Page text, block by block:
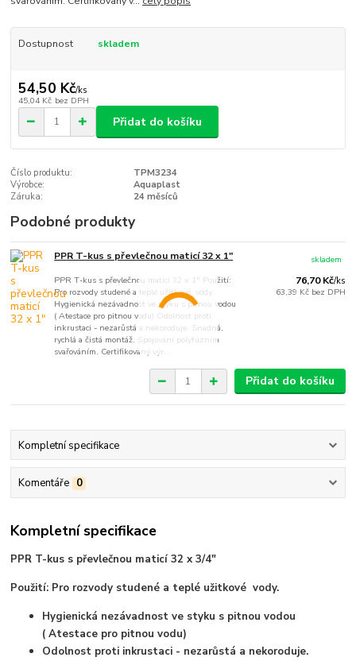
Dostupnost skladem
54,50 Kč/ks
45,04 Kč bez DPH
Přidat do košíku
Číslo produktu:
TPM3234
Výrobce:
Aquaplast
Záruka:
24 měsíců
Podobné produkty
PPR T-kus s převlečnou maticí 32 x 1"
PPR T-kus s převlečnou maticí 32 x 1" Použití:
Pro rozvody studené a teplé užitkové vody.
Hygienická nezávadnost ve styku s pitnou vodou
( Atestace pro pitnou vodu) Odolnost proti
inkrustaci - nezarůstá a nekoroduje. Snadná,
rychlá a čistá montáž. Spojování polyfúzním
svařováním. Certifikovaný výr...
76,70 Kč/ks
63,39 Kč bez DPH
skladem
Přidat do košíku
Kompletní specifikace
Komentáře 0
Kompletní specifikace
PPR T-kus s převlečnou maticí 32 x 3/4"
Použití: Pro rozvody studené a teplé užitkové vody.
Hygienická nezávadnost ve styku s pitnou vodou
( Atestace pro pitnou vodu)
Odolnost proti inkrustaci - nezarůstá a nekoroduje.